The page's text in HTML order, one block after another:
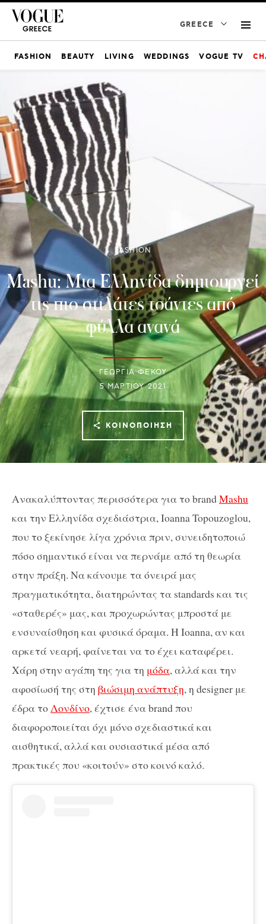
GREECE
FASHION BEAUTY LIVING WEDDINGS VOGUE TV
FASHION
Mashu: Μια Ελληνίδα δημιουργεί
τις πιο στιλάτες τσάντες από
φύλλα ανανά
ΓΕΩΡΓΙΑ ΦΕΚΟΥ
5 ΜΑΡΤΊΟΥ 2021
ΚΟΙΝΟΠΟΊΗΣΗ
Ανακαλύπτοντας περισσότερα για τοbrandMashu
και την Ελληνίδα σχεδιάστρια, Ioanna Topouzoglou,
που το ξεκίνησε λίγα χρόνια πριν, συνειδητοποιώ
πόσο σημαντικό είναι να περνάμε από τη θεωρία
στην πράξη. Να κάνουμε τα όνειρά μας
πραγματικότητα, διατηρώντας τα standards και τις
«σταθερές» μας, και προχωρώντας μπροστά με
ενσυναίσθηση και φυσικά όραμα. H Ioanna, αν και
αρκετά νεαρή, φαίνεται να το έχει καταφέρει.
Χάρη στην αγάπη της για τη μόδα, αλλά και την
αφοσίωσή της στη βιώσιμη ανάπτυξη, η designer με
έδρα τοΛονδίνο, έχτισε ένα brand που
διαφοροποιείται όχι μόνο σχεδιαστικά και
αισθητικά, αλλά και ουσιαστικά μέσα από
πρακτικές που «κοιτούν» στο κοινό καλό.